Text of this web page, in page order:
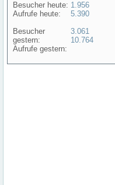
Besucher heute:
Aufrufe heute:
Besucher
gestern:
Aufrufe gestern:
1.956
5.390
3.061
10.764